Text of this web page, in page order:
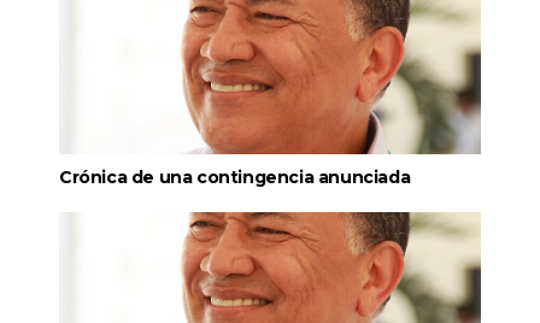
Crónica de una contingencia anunciada